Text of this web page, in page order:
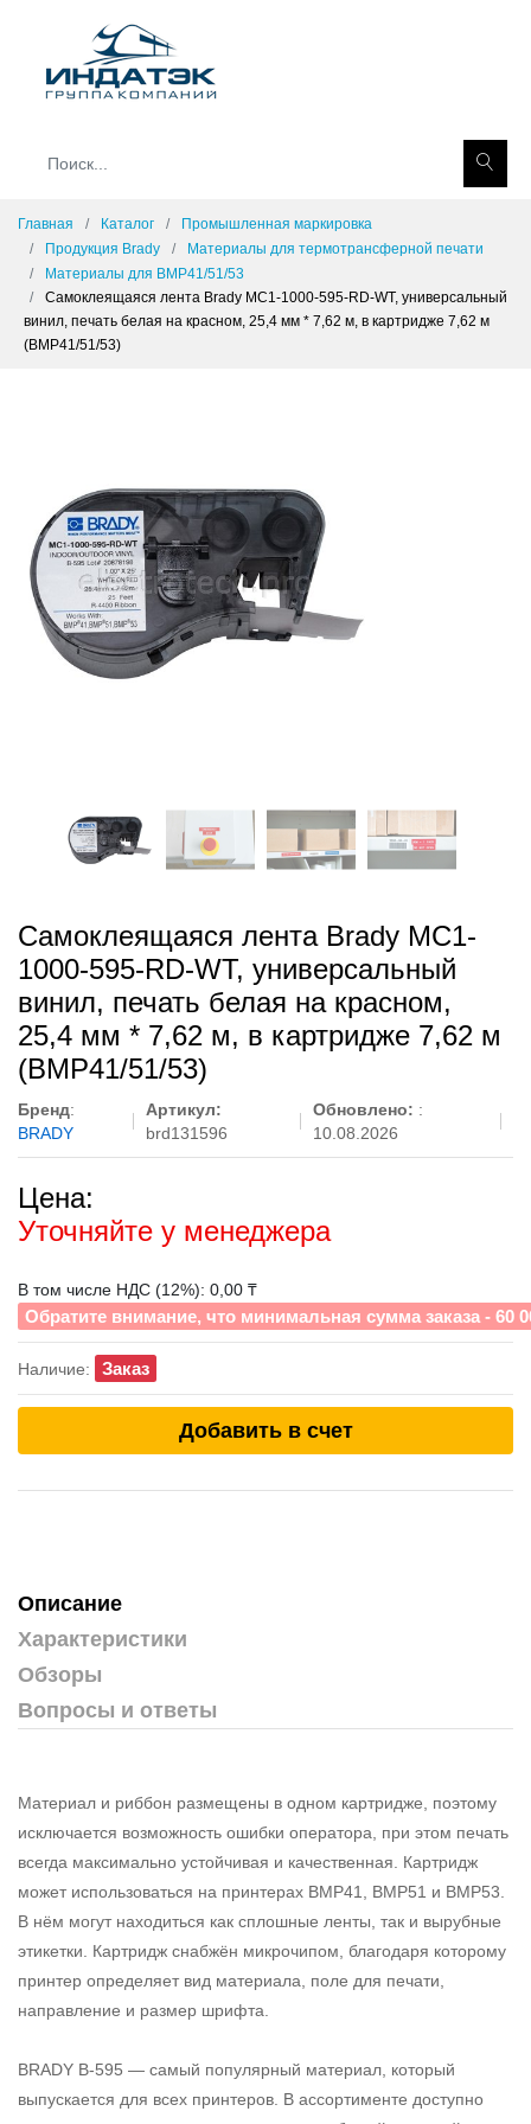
Главная Каталог
Промышленная маркировка
Продукция Brady
Материалы для термотрансферной печати
Материалы для BMP41/51/53
Самоклеящаяся лента Brady MC1-1000-595-RD-WT, универсальный
винил, печать белая на красном, 25,4 мм * 7,62 м, в картридже 7,62 м
(BMP41/51/53)
Самоклеящаяся лента Brady MC1-
1000-595-RD-WT, универсальный
винил, печать белая на красном,
25,4 мм * 7,62 м, в картридже 7,62 м
(BMP41/51/53)
Бренд:
BRADY
Артикул:
brd131596
Обновлено: :
10.08.2026
Цена:
Уточняйте у менеджера
В том числе НДС (12%): 0,00 ₸
Обратите внимание, что минимальная сумма заказа - 60
Наличие: Заказ
Добавить в счет
Описание
Характеристики
Обзоры
Вопросы и ответы
Материал и риббон размещены в одном картридже, поэтому
исключается возможность ошибки оператора, при этом печать
всегда максимально устойчивая и качественная. Картридж
может использоваться на принтерах BMP41, BMP51 и BMP53.
В нём могут находиться как сплошные ленты, так и вырубные
этикетки. Картридж снабжён микрочипом, благодаря которому
принтер определяет вид материала, поле для печати,
направление и размер шрифта.
BRADY B-595 — самый популярный материал, который
выпускается для всех принтеров. В ассортименте доступно